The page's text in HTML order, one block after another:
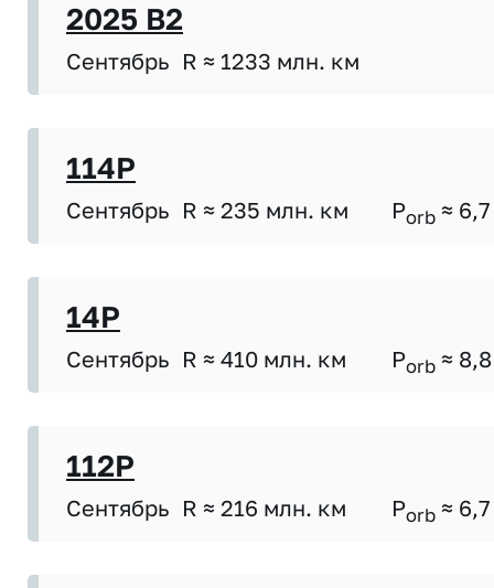
2025 B2
Сентябрь R ≈ 1233 млн. км
114P
Сентябрь R ≈ 235 млн. км Porb ≈ 6,7
14P
Сентябрь R ≈ 410 млн. км Porb ≈ 8,8
112P
Сентябрь R ≈ 216 млн. км Porb ≈ 6,7